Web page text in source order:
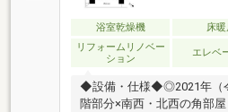
ット搭載●長谷工コーポレ
にも荷物が受け取れる宅配
価・建設住宅性能評価取得
育可（飼育細則有り）
浴室乾燥機 床
リフォームリノベー
ション
エレベ
◆設備・仕様◆◎2021年（
階部分×南西・北西の角部屋